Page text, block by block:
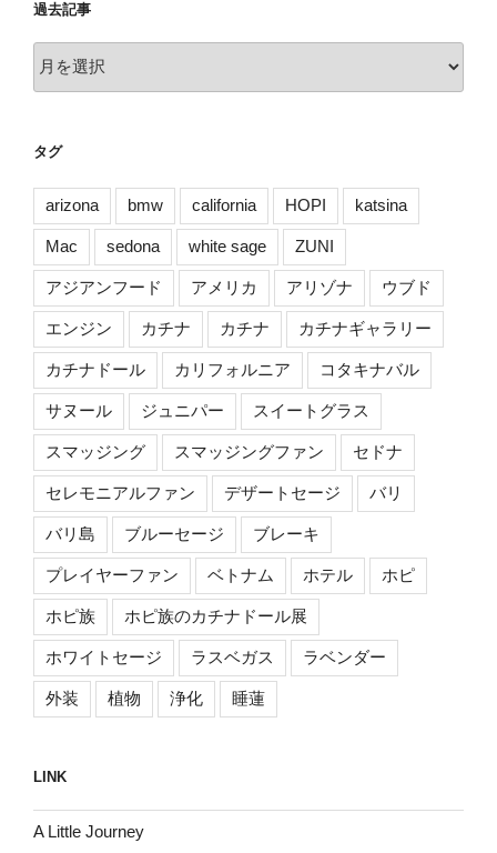
過去記事
去
タグ
arizona bmw california HOPI katsina
Mac sedona white sage ZUNI
アジアンフード アメリカ アリゾナ ウブド
エンジン カチナ カチナ カチナギャラリー
カチナドール カリフォルニア コタキナバル
サヌール ジュニパー スイートグラス
スマッジング スマッジングファン セドナ
セレモニアルファン デザートセージ バリ
バリ島 ブルーセージ ブレーキ
プレイヤーファン ベトナム ホテル ホピ
ホピ族 ホピ族のカチナドール展
ホワイトセージ ラスベガス ラベンダー
外装 植物 浄化 睡蓮
LINK
A Little Journey